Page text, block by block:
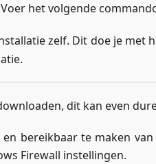
het volgende
zelf. Dit doe je met
dit kan even
en bereikbaar te maken
Firewall instellingen.